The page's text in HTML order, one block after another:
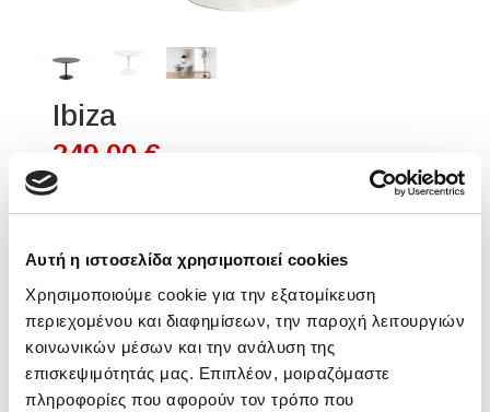
Αυτή η ιστοσελίδα χρησιμοποιεί cookies
Χρησιμοποιούμε cookie για την εξατομίκευση
περιεχομένου και διαφημίσεων, την παροχή λειτουργιών
κοινωνικών μέσων και την ανάλυση της
επισκεψιμότητάς μας. Επιπλέον, μοιραζόμαστε
πληροφορίες που αφορούν τον τρόπο που
Ibiza
249,00 €
Επιλέξτε παραλλαγή
Διαθεσιμότητα: Ετοιμοπαράδοτο
Επιλέξτε παραλλαγή